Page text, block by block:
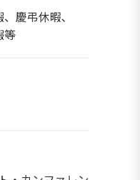
慶弔休暇、
等